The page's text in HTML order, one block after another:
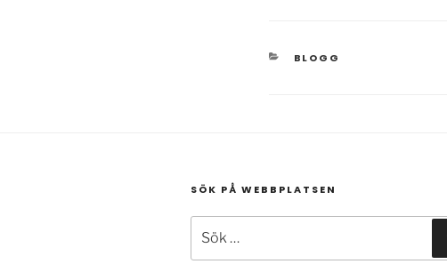
KATEGORIER
BLOGG
SÖK PÅ WEBBPLATSEN
efter: